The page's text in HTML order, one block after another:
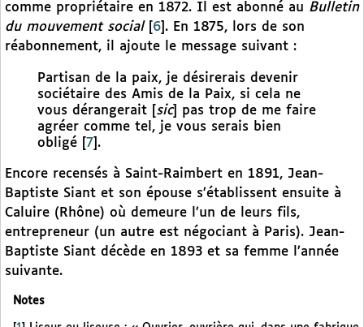
comme propriétaire en 1872. Il est abonné au Bulletin
du mouvement social[ 6 . En 1875, lors de son
réabonnement, il ajoute le message suivant :
Partisan de la paix, je désirerais devenir
sociétaire des Amis de la Paix, si cela ne
vous dérangerait [ sic] pas trop de me faire
agréer comme tel, je vous serais bien
obligé
7 .
Encore recensés à Saint-Raimbert en 1891, Jean-
Baptiste Siant et son épouse s’établissent ensuite à
Caluire (Rhône) où demeure l’un de leurs fils,
entrepreneur (un autre est négociant à Paris). Jean-
Baptiste Siant décède en 1893 et sa femme l’année
suivante.
Notes